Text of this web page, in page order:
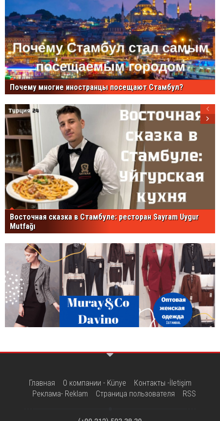
Почему многие иностранцы посещают Стамбул?
Восточная сказка в Стамбуле: ресторан Sayram Uygur
Mutfağı
Главная О компании - Künye
Контакты -İletişim
Реклама- Reklam
Страница пользователя RSS